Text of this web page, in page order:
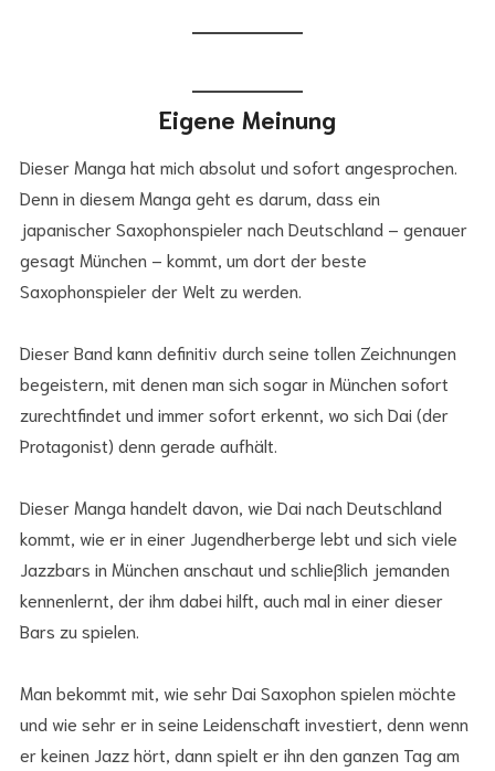
Eigene Meinung
Dieser Manga hat mich absolut und sofort angesprochen.
Denn in diesem Manga geht es darum, dass ein
japanischer Saxophonspieler nach Deutschland – genauer
gesagt München – kommt, um dort der beste
Saxophonspieler der Welt zu werden.
Dieser Band kann definitiv durch seine tollen Zeichnungen
begeistern, mit denen man sich sogar in München sofort
zurechtfindet und immer sofort erkennt, wo sich Dai (der
Protagonist) denn gerade aufhält.
Dieser Manga handelt davon, wie Dai nach Deutschland
kommt, wie er in einer Jugendherberge lebt und sich viele
Jazzbars in München anschaut und schließlich jemanden
kennenlernt, der ihm dabei hilft, auch mal in einer dieser
Bars zu spielen.
Man bekommt mit, wie sehr Dai Saxophon spielen möchte
und wie sehr er in seine Leidenschaft investiert, denn wenn
er keinen Jazz hört, dann spielt er ihn den ganzen Tag am